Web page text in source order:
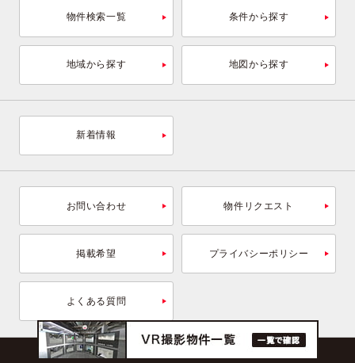
物件検索一覧 条件から探す
地域から探す 地図から探す
新着情報
お問い合わせ 物件リクエスト
掲載希望 プライバシーポリシー
よくある質問